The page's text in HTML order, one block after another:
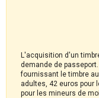
L'acquisition d'un
demande de
fournissant le timbre
adultes, 42 euros pour
pour les mineurs de